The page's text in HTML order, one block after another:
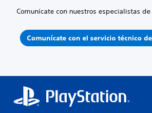
Comunícate con nuestros especialistas
Comunícate con el servicio técnico